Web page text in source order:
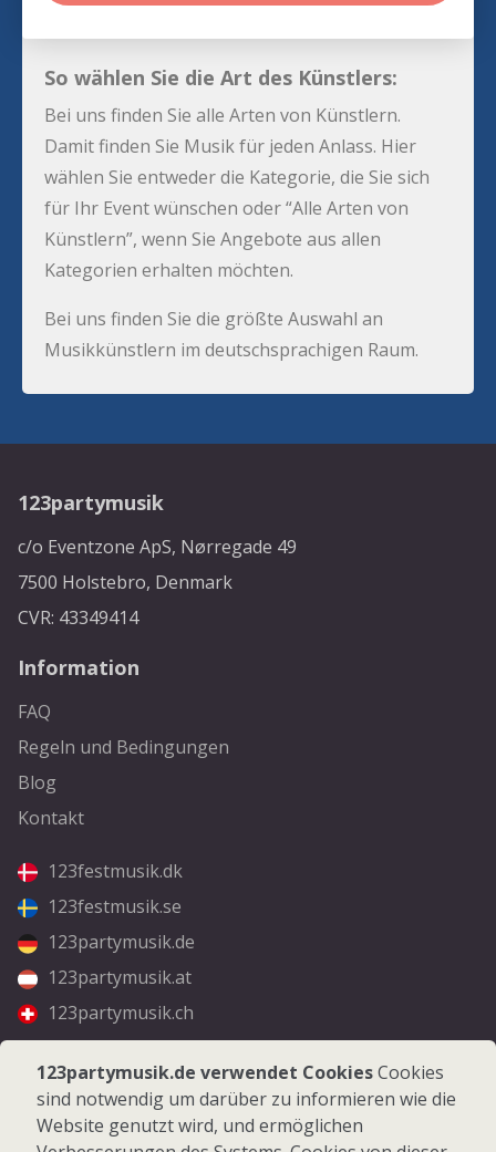
So wählen Sie die Art des Künstlers:
Bei uns finden Sie alle Arten von Künstlern.
Damit finden Sie Musik für jeden Anlass. Hier
wählen Sie entweder die Kategorie, die Sie sich
für Ihr Event wünschen oder “Alle Arten von
Künstlern”, wenn Sie Angebote aus allen
Kategorien erhalten möchten.
Bei uns finden Sie die größte Auswahl an
Musikkünstlern im deutschsprachigen Raum.
123partymusik
c/o Eventzone ApS, Nørregade 49
7500 Holstebro, Denmark
CVR: 43349414
Information
FAQ
Regeln und Bedingungen
Blog
Kontakt
123festmusik.dk
123festmusik.se
123partymusik.de
123partymusik.at
123partymusik.ch
Folgen Sie uns
Facebook
Instagram
123partymusik.de verwendet CookiesCookies
sind notwendig um darüber zu informieren wie die
Website genutzt wird, und ermöglichen